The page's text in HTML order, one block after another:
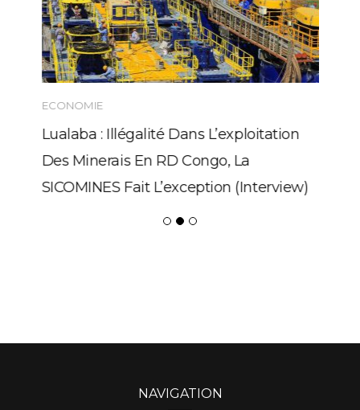
ECONOMIE
Lualaba : Illégalité Dans L’exploitation
Des Minerais En RD Congo, La
SICOMINES Fait L’exception (Interview)
NAVIGATION